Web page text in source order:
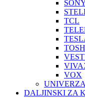
TCL
VOX
DALJINSKI ZA